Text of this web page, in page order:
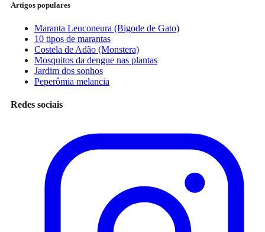
Artigos populares
Maranta Leuconeura (Bigode de Gato)
10 tipos de marantas
Costela de Adão (Monstera)
Mosquitos da dengue nas plantas
Jardim dos sonhos
Peperômia melancia
Redes sociais